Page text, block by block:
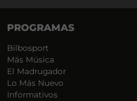
PROGRAMAS
Bilbosport
Más Música
El Madrugador
Lo Más Nuevo
Informativos